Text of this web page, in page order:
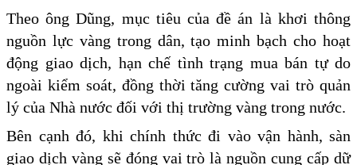
Theo ông Dũng, mục tiêu của đề án là khơi thông
nguồn lực vàng trong dân, tạo minh bạch cho hoạt
động giao dịch, hạn chế tình trạng mua bán tự do
ngoài kiểm soát, đồng thời tăng cường vai trò quản
lý của Nhà nước đối với thị trường vàng trong nước.
Bên cạnh đó, khi chính thức đi vào vận hành, sàn
giao dịch vàng sẽ đóng vai trò là nguồn cung cấp dữ